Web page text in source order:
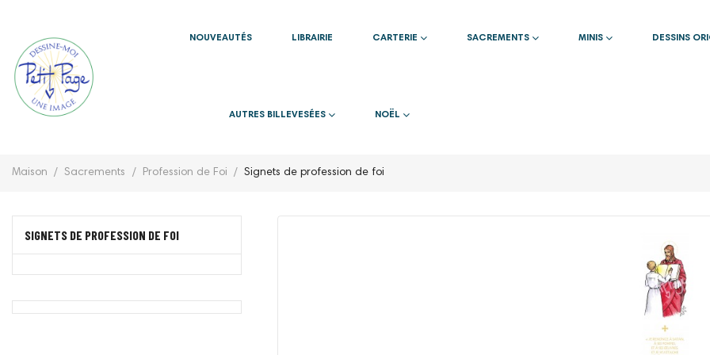
NOUVEAUTÉS LIBRAIRIE CARTERIE SACREMENTS MINIS DESSINS
AUTRES BILLEVESÉES NOËL
Maison Sacrements Profession de Foi Signets de profession de foi
SIGNETS DE PROFESSION DE FOI